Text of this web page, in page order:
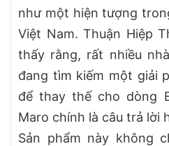
như một hiện tượng
Việt Nam. Thuận Hiệp
thấy rằng, rất nhiều
đang tìm kiếm một giải
để thay thế cho dòng
Maro chính là câu trả lời
Sản phẩm này không